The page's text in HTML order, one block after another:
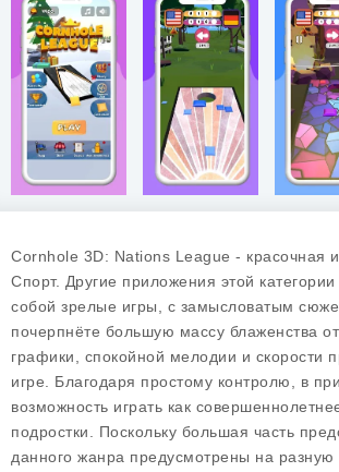
Cornhole 3D: Nations League - красочная
Спорт. Другие приложения этой
собой зрелые игры, с замысловатым
почерпнёте большую массу блаженства
графики, спокойной мелодии и скорости
игре. Благодаря простому контролю, в
возможность играть как
подростки. Поскольку большая часть
данного жанра предусмотрены на разную